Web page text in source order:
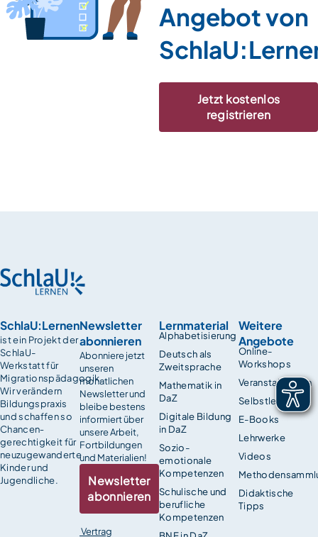
Angebot von
Jetzt kostenlos
registrieren
SchlaU:Lernen
ist ein Projekt der
SchlaU-
Werkstatt für
Migrationspädagogik.
Wir verändern
Bildungspraxis
und schaffen so
Chancen­
gerechtigkeit für
neuzugewanderte
Kinder und
Jugendliche.
Lernmaterial
Alphabetisierung
Deutsch als
Zweitsprache
Mathematik in
DaZ
Digitale Bildung
in DaZ
Sozio-
emotionale
Kompetenzen
Schulische und
berufliche
Kompetenzen
Weitere
Angebote
Online-
Workshops
Veranstaltungen
Selbstlernkurse
E-Books
Lehrwerke
Videos
Didaktische
Tipps
Newsletter
abonnieren
Abonniere jetzt
unseren
monatlichen
Newsletter und
bleibe bestens
informiert über
unsere Arbeit,
Fortbildungen
und Materialien!
Newsletter
abonnieren
Vertrag